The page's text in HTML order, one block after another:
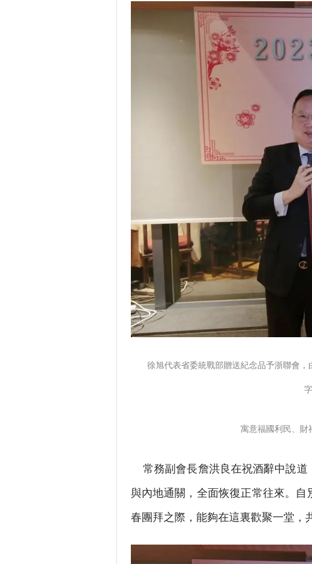
徐旭代表省委統戰部贈送紀念品予浙聯會，
寓意福國利民、財
常務副會長詹洪良在祝酒辭中說道
與內地通關，全面恢復正常往來。自
春團拜之際，能夠在這裏歡聚一堂，